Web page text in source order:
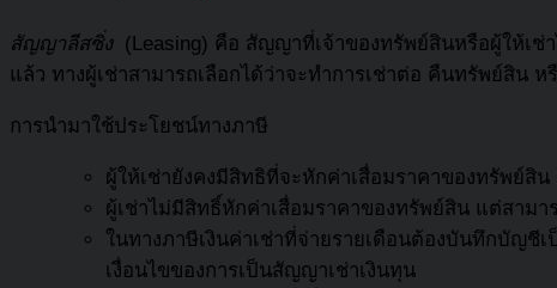
สัญญาลีสซิ่ง (Leasing) คือ สัญญาที่เจ้าของทรัพย์สินหรือผู้ให้เช่
แล้ว ทางผู้เช่าสามารถเลือกได้ว่าจะทำการเช่าต่อ คืนทรัพย์สิน
การนำมาใช้ประโยชน์ทางภาษี
ผู้ให้เช่ายังคงมีสิทธิที่จะหักค่าเสื่อมราคาของทรัพย์สิ
ผู้เช่าไม่มีสิทธิ์หักค่าเสื่อมราคาของทรัพย์สิน แต่สาม
ในทางภาษีเงินค่าเช่าที่จ่ายรายเดือนต้องบันทึกบัญชี
เงื่อนไขของการเป็นสัญญาเช่าเงินทุน